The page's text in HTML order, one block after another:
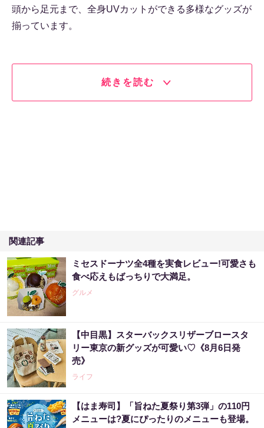
頭から足元まで、全身UVカットができる多様なグッズが
揃っています。
続きを読む
関連記事
ミセスドーナツ全4種を実食レビュー!可愛さも
食べ応えもばっちりで大満足。
グルメ
【中目黒】スターバックスリザーブロースタ
リー東京の新グッズが可愛い♡《8月6日発
売》
ライフ
【はま寿司】「旨ねた夏祭り第3弾」の110円
メニューは?夏にぴったりのメニューも登場。